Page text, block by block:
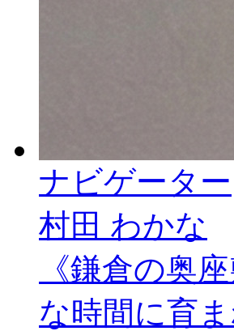
ナビゲーター
村田 わかな
《鎌倉の奥
な時間に育